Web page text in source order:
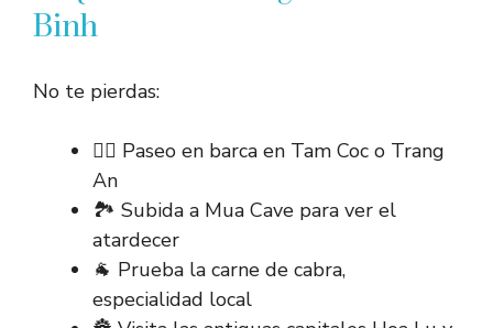
Binh
No te pierdas:
🚣‍♂️ Paseo en barca en Tam Coc o Trang
An
🏞️ Subida a Mua Cave para ver el
atardecer
🐐 Prueba la carne de cabra,
especialidad local